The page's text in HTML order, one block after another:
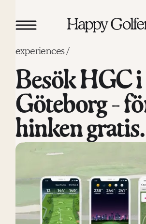
experiences /
Besök HGC i
Göteborg -
hinken gratis.